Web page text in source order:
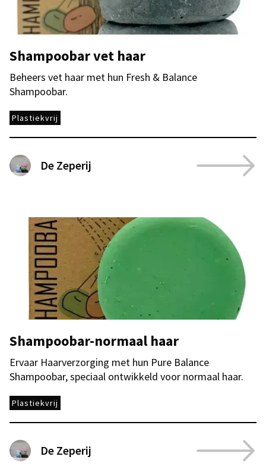
Shampoobar vet haar
Beheers vet haar met hun Fresh & Balance
Shampoobar.
Plastiekvrij
De Zeperij
Shampoobar-normaal haar
Ervaar Haarverzorging met hun Pure Balance
Shampoobar, speciaal ontwikkeld voor normaal haar.
Plastiekvrij
De Zeperij